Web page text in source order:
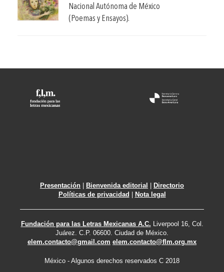
Nacional Autónoma de México
(Poemas y Ensayos).
Presentación | Bienvenida editorial | Directorio
Políticas de privacidad | Nota legal
Fundación para las Letras Mexicanas A.C. Liverpool 16, Col.
Juárez. C.P. 06600. Ciudad de México.
elem.contacto@gmail.com elem.contacto@flm.org.mx
México - Algunos derechos reservados C 2018